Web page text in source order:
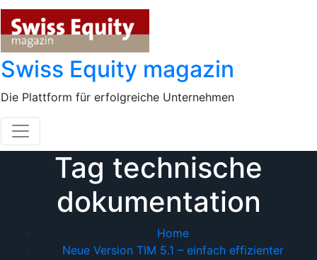
Skip
content
Swiss Equity magazin
Die Plattform für erfolgreiche Unternehmen
Tag technische
dokumentation
Home
Neue Version TIM 5.1 – einfach effizienter